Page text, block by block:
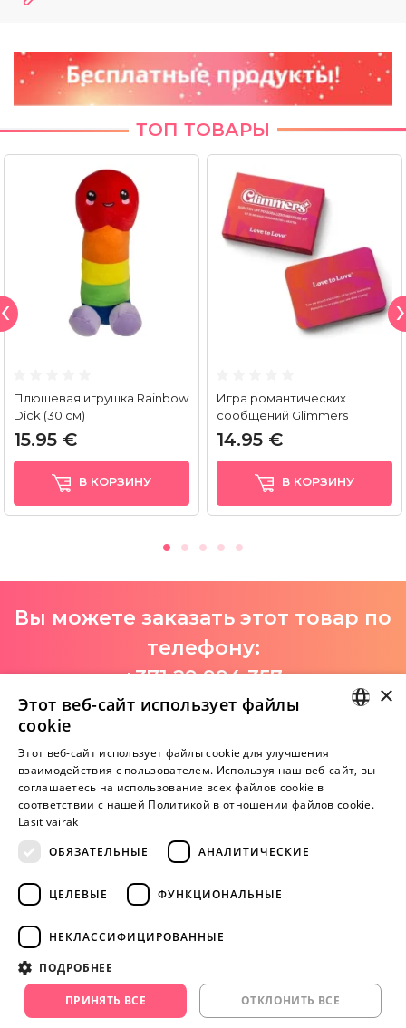
ТОП ТОВАРЫ
Плюшевая игрушка Rainbow
Dick (30 см)
15.95 €
В КОРЗИНУ
Игра романтических
сообщений Glimmers
14.95 €
В КОРЗИНУ
Вы можете заказать этот товар по
телефону:
+371 29 994 357
I-V 9:00-18:00
Пока нет отзывов
Будь первым!
Внимание! Yesyes.lv содержит откровенную сексуальную
информацию и изо.
RUSSIAN
×
Этот веб-сайт использует файлы
cookie
Этот веб-сайт использует файлы cookie для улучшения
взаимодействия с пользователем. Используя наш веб-сайт, вы
соглашаетесь на использование всех файлов cookie в
соответствии с нашей Политикой в ​​отношении файлов cookie.
Lasīt vairāk
ОБЯЗАТЕЛЬНЫЕ
АНАЛИТИЧЕСКИЕ
ЦЕЛЕВЫЕ ФУНКЦИОНАЛЬНЫЕ
НЕКЛАССИФИЦИРОВАННЫЕ
ПОДРОБНЕЕ
ПРИНЯТЬ ВСЕ ОТКЛОНИТЬ ВСЕ